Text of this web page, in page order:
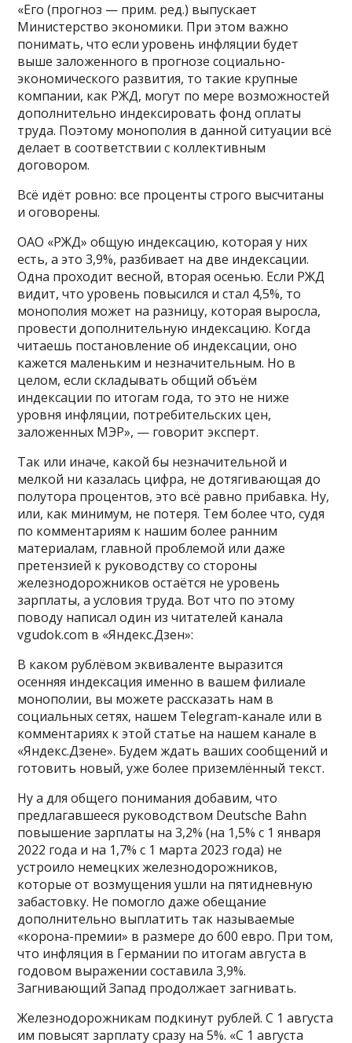
«Его (прогноз — прим. ред.) выпускает
Министерство экономики. При этом важно
понимать, что если уровень инфляции будет
выше заложенного в прогнозе социально-
экономического развития, то такие крупные
компании, как РЖД, могут по мере возможностей
дополнительно индексировать фонд оплаты
труда. Поэтому монополия в данной ситуации всё
делает в соответствии с коллективным
договором.
Всё идёт ровно: все проценты строго высчитаны
и оговорены.
ОАО «РЖД» общую индексацию, которая у них
есть, а это 3,9%, разбивает на две индексации.
Одна проходит весной, вторая осенью. Если РЖД
видит, что уровень повысился и стал 4,5%, то
монополия может на разницу, которая выросла,
провести дополнительную индексацию. Когда
читаешь постановление об индексации, оно
кажется маленьким и незначительным. Но в
целом, если складывать общий объём
индексации по итогам года, то это не ниже
уровня инфляции, потребительских цен,
заложенных МЭР», — говорит эксперт.
Так или иначе, какой бы незначительной и
мелкой ни казалась цифра, не дотягивающая до
полутора процентов, это всё равно прибавка. Ну,
или, как минимум, не потеря. Тем более что, судя
по комментариям к нашим более ранним
материалам, главной проблемой или даже
претензией к руководству со стороны
железнодорожников остаётся не уровень
зарплаты, а условия труда. Вот что по этому
поводу написал один из читателей канала
vgudok.com в «Яндекс.Дзен»:
В каком рублёвом эквиваленте выразится
осенняя индексация именно в вашем филиале
монополии, вы можете рассказать нам в
социальных сетях, нашем Telegram-канале или в
комментариях к этой статье на нашем канале в
«Яндекс.Дзене». Будем ждать ваших сообщений и
готовить новый, уже более приземлённый текст.
Ну а для общего понимания добавим, что
предлагавшееся руководством Deutsche Bahn
повышение зарплаты на 3,2% (на 1,5% с 1 января
2022 года и на 1,7% с 1 марта 2023 года) не
устроило немецких железнодорожников,
которые от возмущения ушли на пятидневную
забастовку. Не помогло даже обещание
дополнительно выплатить так называемые
«корона-премии» в размере до 600 евро. При том,
что инфляция в Германии по итогам августа в
годовом выражении составила 3,9%.
Загнивающий Запад продолжает загнивать.
Железнодорожникам подкинут рублей. С 1 августа
им повысят зарплату сразу на 5%. «С 1 августа